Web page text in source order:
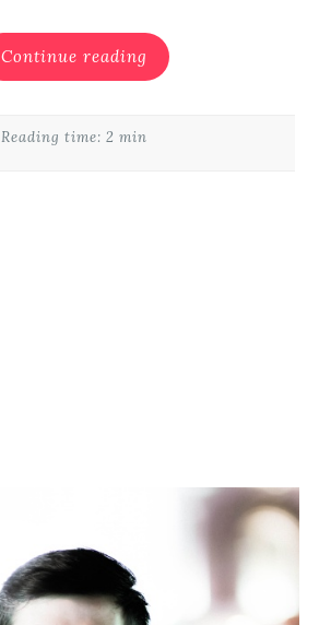
Continue reading
Reading time: 2 min